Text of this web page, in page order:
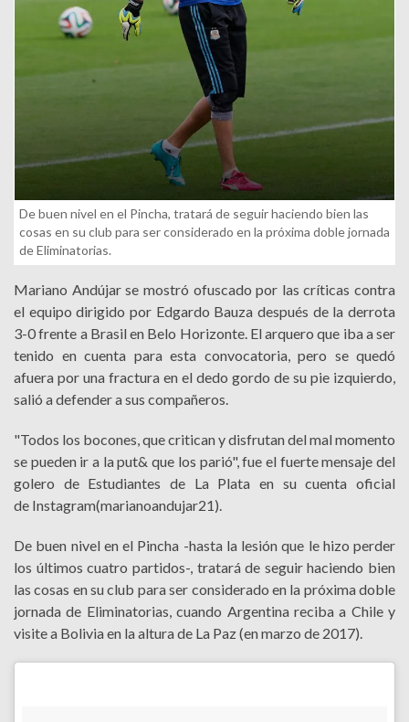
De buen nivel en el Pincha, tratará de seguir haciendo bien las
cosas en su club para ser considerado en la próxima doble jornada
de Eliminatorias.
Mariano Andújar se mostró ofuscado por las críticas contra
el equipo dirigido por Edgardo Bauza después de la derrota
3-0 frente a Brasil en Belo Horizonte. El arquero que iba a ser
tenido en cuenta para esta convocatoria, pero se quedó
afuera por una fractura en el dedo gordo de su pie izquierdo,
salió a defender a sus compañeros.
"Todos los bocones, que critican y disfrutan del mal momento
se pueden ir a la put& que los parió", fue el fuerte mensaje del
golero de Estudiantes de La Plata en su cuenta oficial
de Instagram(marianoandujar21).
De buen nivel en el Pincha -hasta la lesión que le hizo perder
los últimos cuatro partidos-, tratará de seguir haciendo bien
las cosas en su club para ser considerado en la próxima doble
jornada de Eliminatorias, cuando Argentina reciba a Chile y
visite a Bolivia en la altura de La Paz (en marzo de 2017).